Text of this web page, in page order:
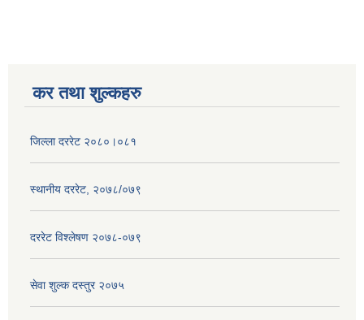
कर तथा शुल्कहरु
जिल्ला दररेट २०८०।०८१
स्थानीय दररेट, २०७८/०७९
दररेट विश्लेषण २०७८-०७९
सेवा शुल्क दस्तुर २०७५